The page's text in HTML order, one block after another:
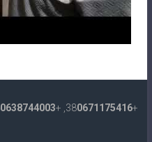
+38
0671175416
, +38
0638744003